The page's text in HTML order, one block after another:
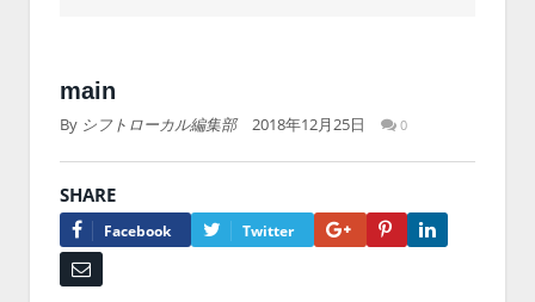
main
By シフトローカル編集部 2018年12月25日 0
SHARE
Facebook Twitter Google+Pinterest